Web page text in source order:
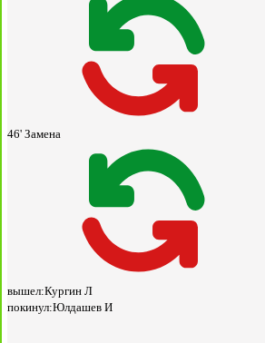
46' Замена
вышел:Кургин Л
покинул:Юлдашев И